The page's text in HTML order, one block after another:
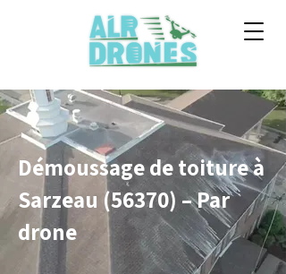
Démoussage de toiture à
Sarzeau (56370) – Par
drone